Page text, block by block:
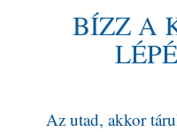
BÍZZ A KÖVETKEZŐ
BÍZZ A
Az utad, akkor